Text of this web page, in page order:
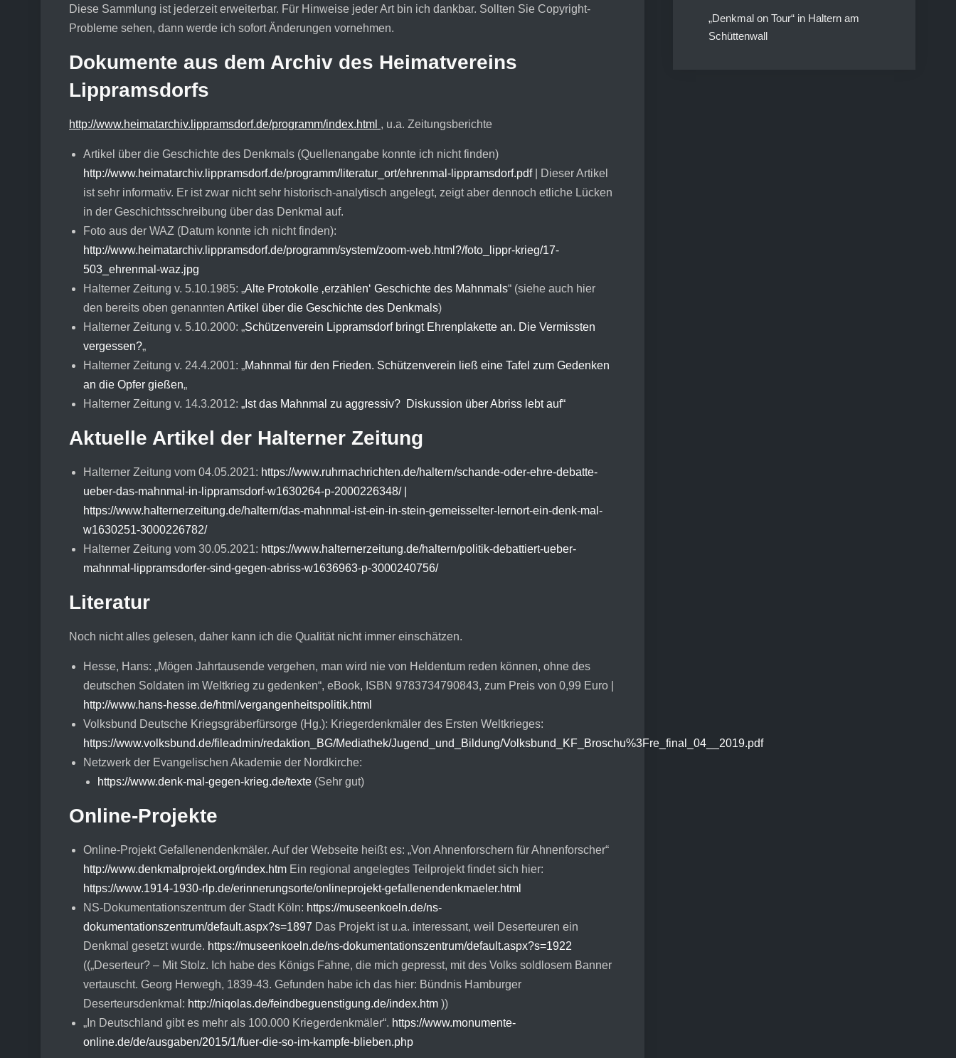
Diese Sammlung ist jederzeit erweiterbar. Für Hinweise jeder Art bin ich dankbar. Sollten Sie Copyright-
Probleme sehen, dann werde ich sofort Änderungen vornehmen.
Dokumente aus dem Archiv des Heimatvereins
Lippramsdorfs
http://www.heimatarchiv.lippramsdorf.de/programm/index.html , u.a. Zeitungsberichte
Artikel über die Geschichte des Denkmals (Quellenangabe konnte ich nicht finden)
http://www.heimatarchiv.lippramsdorf.de/programm/literatur_ort/ehrenmal-lippramsdorf.pdf| Dieser Artikel
ist sehr informativ. Er ist zwar nicht sehr historisch-analytisch angelegt, zeigt aber dennoch etliche Lücken
in der Geschichtsschreibung über das Denkmal auf.
Foto aus der WAZ (Datum konnte ich nicht finden):
http://www.heimatarchiv.lippramsdorf.de/programm/system/zoom-web.html?/foto_lippr-krieg/17-
503_ehrenmal-waz.jpg
Halterner Zeitung v. 5.10.1985: „Alte Protokolle ‚erzählen‘ Geschichte des Mahnmals“ (siehe auch hier
den bereits oben genannten Artikel über die Geschichte des Denkmals)
Halterner Zeitung v. 5.10.2000: „Schützenverein Lippramsdorf bringt Ehrenplakette an. Die Vermissten
vergessen?„
Halterner Zeitung v. 24.4.2001: „Mahnmal für den Frieden. Schützenverein ließ eine Tafel zum Gedenken
an die Opfer gießen„
Halterner Zeitung v. 14.3.2012: „Ist das Mahnmal zu aggressiv? Diskussion über Abriss lebt auf“
Aktuelle Artikel der Halterner Zeitung
Halterner Zeitung vom 04.05.2021: https://www.ruhrnachrichten.de/haltern/schande-oder-ehre-debatte-
ueber-das-mahnmal-in-lippramsdorf-w1630264-p-2000226348/ |
https://www.halternerzeitung.de/haltern/das-mahnmal-ist-ein-in-stein-gemeisselter-lernort-ein-denk-mal-
w1630251-3000226782/
Halterner Zeitung vom 30.05.2021: https://www.halternerzeitung.de/haltern/politik-debattiert-ueber-
mahnmal-lippramsdorfer-sind-gegen-abriss-w1636963-p-3000240756/
Literatur
Noch nicht alles gelesen, daher kann ich die Qualität nicht immer einschätzen.
Hesse, Hans: „Mögen Jahrtausende vergehen, man wird nie von Heldentum reden können, ohne des
deutschen Soldaten im Weltkrieg zu gedenken“, eBook, ISBN 9783734790843, zum Preis von 0,99 Euro |
http://www.hans-hesse.de/html/vergangenheitspolitik.html
Volksbund Deutsche Kriegsgräberfürsorge (Hg.): Kriegerdenkmäler des Ersten Weltkrieges:
https://www.volksbund.de/fileadmin/redaktion_BG/Mediathek/Jugend_und_Bildung/Volksbund_KF_Broschu%3Fre_final_04__2019.pdf
Netzwerk der Evangelischen Akademie der Nordkirche:
https://www.denk-mal-gegen-krieg.de/texte (Sehr gut)
Online-Projekte
Online-Projekt Gefallenendenkmäler. Auf der Webseite heißt es: „Von Ahnenforschern für Ahnenforscher“
http://www.denkmalprojekt.org/index.htm Ein regional angelegtes Teilprojekt findet sich hier:
https://www.1914-1930-rlp.de/erinnerungsorte/onlineprojekt-gefallenendenkmaeler.html
NS-Dokumentationszentrum der Stadt Köln: https://museenkoeln.de/ns-
dokumentationszentrum/default.aspx?s=1897 Das Projekt ist u.a. interessant, weil Deserteuren ein
Denkmal gesetzt wurde. https://museenkoeln.de/ns-dokumentationszentrum/default.aspx?s=1922
((„Deserteur? – Mit Stolz. Ich habe des Königs Fahne, die mich gepresst, mit des Volks soldlosem Banner
vertauscht. Georg Herwegh, 1839-43. Gefunden habe ich das hier: Bündnis Hamburger
Deserteursdenkmal: http://niqolas.de/feindbeguenstigung.de/index.htm ))
„In Deutschland gibt es mehr als 100.000 Kriegerdenkmäler“. https://www.monumente-
online.de/de/ausgaben/2015/1/fuer-die-so-im-kampfe-blieben.php
„Denkmal on Tour“ in Haltern am
Schüttenwall